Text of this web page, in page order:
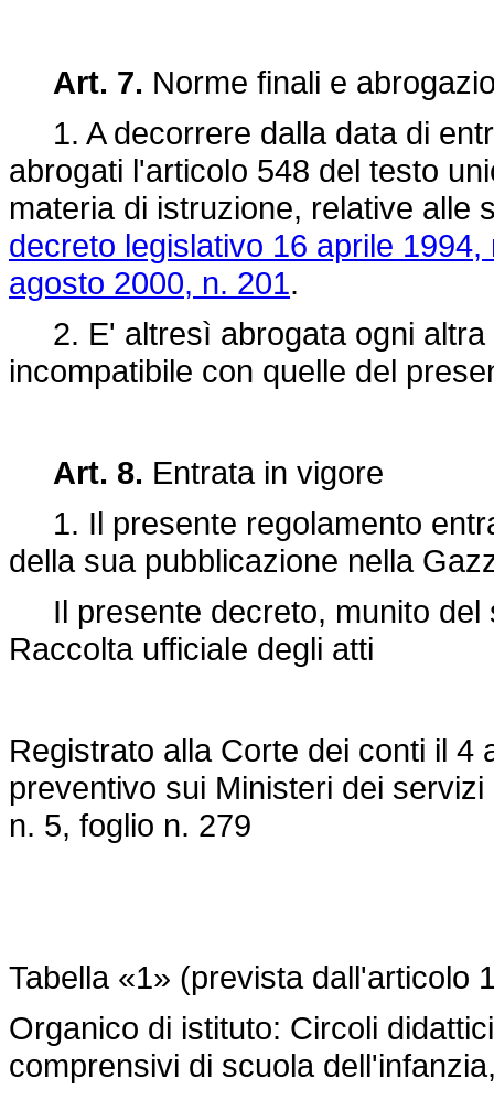
Art. 7. Norme finali e
1. A decorrere dalla data di
abrogati l'articolo 548 del testo
materia di istruzione, relative alle
decreto legislativo 16 aprile 1994,
agosto 2000, n. 201.
2. E' altresì abrogata ogni altra
incompatibile con quelle del
Art. 8. Entrata in vigore
1. Il presente regolamento
della sua pubblicazione nella
Il presente decreto, munito del
Raccolta ufficiale degli atti
Registrato alla Corte dei conti il 4
preventivo sui Ministeri dei
n. 5, foglio n. 279
Tabella «1» (prevista dall'articolo
Organico di istituto: Circoli
comprensivi di scuola